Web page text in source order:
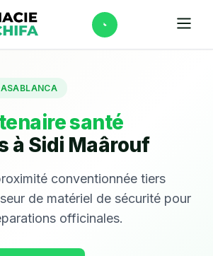
santé
à Sidi Maârouf
conventionnée tiers
de matériel de sécurité pour
officinales.